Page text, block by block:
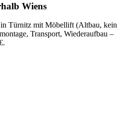
Wiens
Türnitz mit Möbellift (Altbau, kein
Transport, Wiederaufbau –